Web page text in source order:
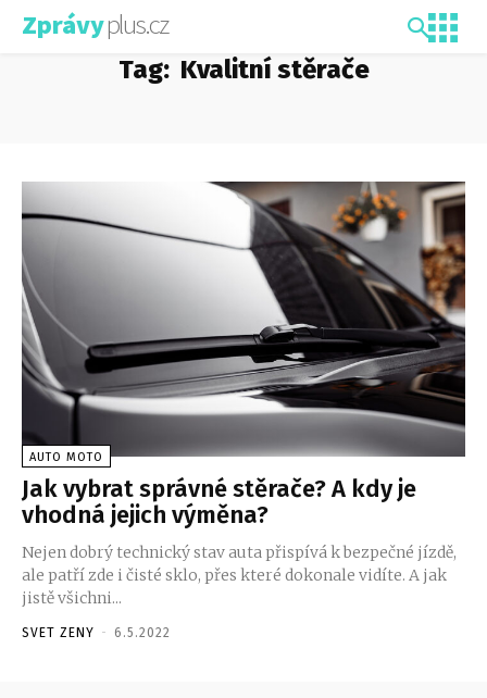
Zprávyplus.cz
Tag: Kvalitní stěrače
AUTO MOTO
Jak vybrat správné stěrače? A kdy je
vhodná jejich výměna?
Nejen dobrý technický stav auta přispívá k bezpečné jízdě,
ale patří zde i čisté sklo, přes které dokonale vidíte. A jak
jistě všichni...
SVET ZENY - 6.5.2022